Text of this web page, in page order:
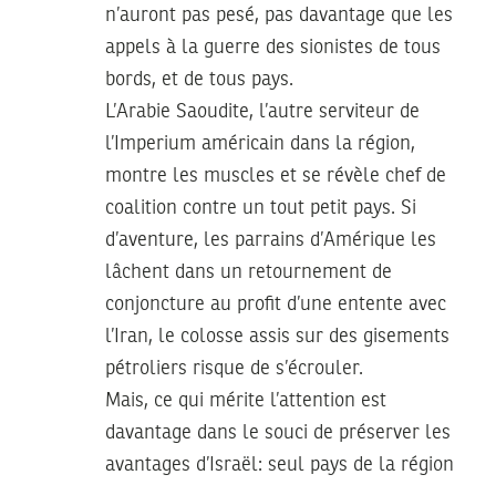
n’auront pas pesé, pas davantage que les
appels à la guerre des sionistes de tous
bords, et de tous pays.
L’Arabie Saoudite, l’autre serviteur de
l’Imperium américain dans la région,
montre les muscles et se révèle chef de
coalition contre un tout petit pays. Si
d’aventure, les parrains d’Amérique les
lâchent dans un retournement de
conjoncture au profit d’une entente avec
l’Iran, le colosse assis sur des gisements
pétroliers risque de s’écrouler.
Mais, ce qui mérite l’attention est
davantage dans le souci de préserver les
avantages d’Israël: seul pays de la région